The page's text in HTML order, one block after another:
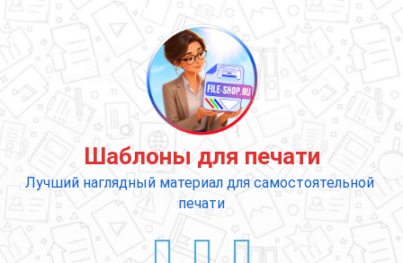
содержимому
Шаблоны для печати
Лучший наглядный материал для самостоятельной
печати
ВКонтакте
YouTube
E-mail